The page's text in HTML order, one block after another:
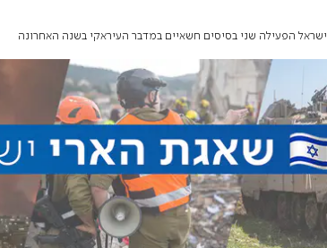
ישראל הפעילה שני בסיסים חשאיים במדבר העיראקי בשנה האחרונה